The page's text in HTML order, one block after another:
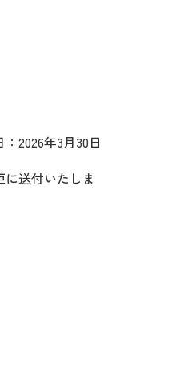
：2026年3月30日
送付いたしま